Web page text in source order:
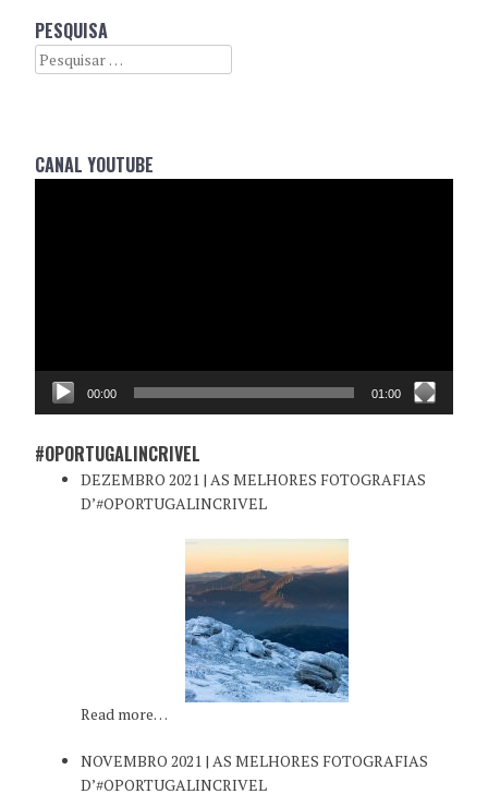
PESQUISA
Search
CANAL YOUTUBE
00:00 01:00
#OPORTUGALINCRIVEL
DEZEMBRO 2021 | AS MELHORES FOTOGRAFIAS
D’#OPORTUGALINCRIVEL
Read more…
NOVEMBRO 2021 | AS MELHORES FOTOGRAFIAS
D’#OPORTUGALINCRIVEL